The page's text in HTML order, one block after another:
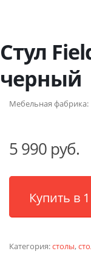
Стул
черный
Мебельная фабрика:
5 990 руб.
Купить в
Категория:столы,